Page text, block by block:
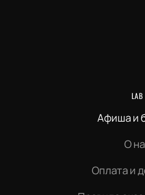
LAB
Афиша и
О
Оплата и